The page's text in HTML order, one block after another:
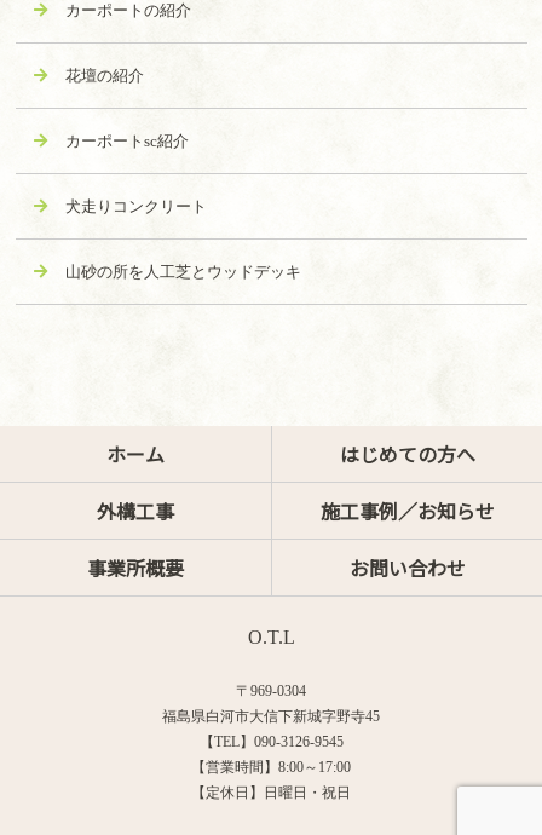
カーポートの紹介
花壇の紹介
カーポートsc紹介
犬走りコンクリート
山砂の所を人工芝とウッドデッキ
ホーム
はじめての方へ
外構工事
施工事例／お知らせ
事業所概要
お問い合わせ
O.T.L
〒969-0304
福島県白河市大信下新城字野寺45
【TEL】090-3126-9545
【営業時間】8:00～17:00
【定休日】日曜日・祝日